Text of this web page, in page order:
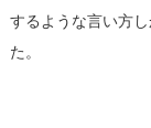
するような言い方
た。